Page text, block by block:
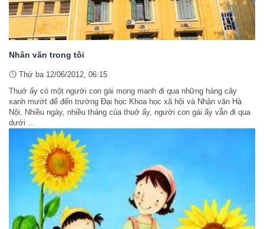
Nhân văn trong tôi
Thứ ba 12/06/2012, 06:15
Thuở ấy có một người con gái mong manh đi qua những hàng cây
xanh mướt để đến trường Đại học Khoa học xã hội và Nhân văn Hà
Nội. Nhiều ngày, nhiều tháng của thuở ấy, người con gái ấy vẫn đi qua
dưới ...